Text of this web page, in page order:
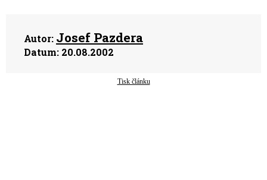
Autor: Josef Pazdera
Datum: 20.08.2002
Tisk článku